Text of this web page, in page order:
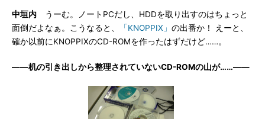
中垣内 うーむ。ノートPCだし、HDDを取り出すのはちょっと
面倒だよなぁ。こうなると、
「KNOPPIX」 の出番か！ えーと、
確か以前にKNOPPIXのCD-ROMを作ったはずだけど……。
――机の引き出しから整理されていないCD-ROMの山が……――